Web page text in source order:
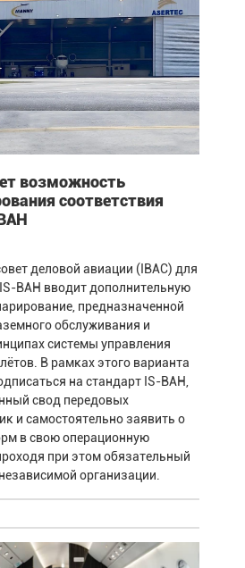
возможность
соответствия
деловой авиации (IBAC) для
BAH вводит дополнительную
предназначенной
обслуживания и
системы управления
В рамках этого варианта
на стандарт IS-BAH,
свод передовых
и самостоятельно заявить о
в свою операционную
при этом обязательный
организации.